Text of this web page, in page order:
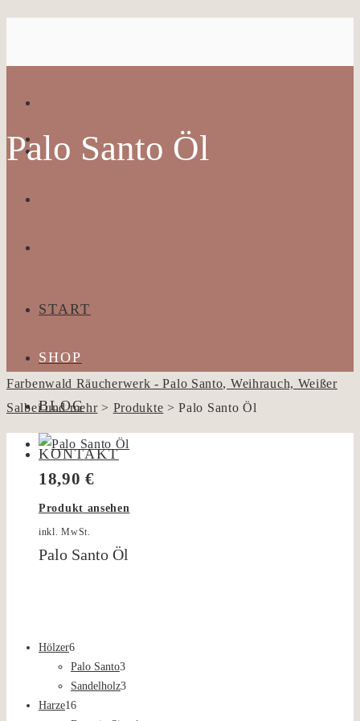
START
SHOP
BLOG
KONTAKT
Palo Santo Öl
Farbenwald Räucherwerk - Palo Santo, Weihrauch, Weißer
Salbei und mehr> Produkte >Palo Santo Öl
18,90€
Produkt ansehen
inkl. MwSt.
Palo Santo Öl
Hölzer66
Produkte
Palo Santo33
Produkte
Sandelholz33
Harze1616